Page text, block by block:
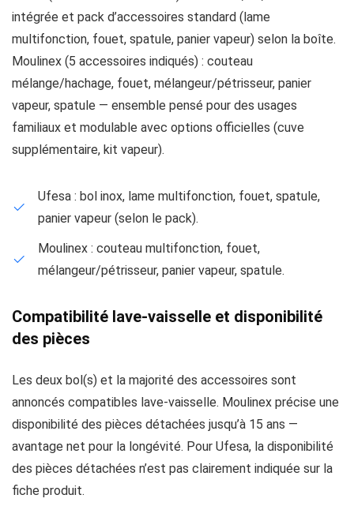
intégrée et pack d’accessoires standard (lame
multifonction, fouet, spatule, panier vapeur) selon la boîte.
Moulinex (5 accessoires indiqués) : couteau
mélange/hachage, fouet, mélangeur/pétrisseur, panier
vapeur, spatule — ensemble pensé pour des usages
familiaux et modulable avec options officielles (cuve
supplémentaire, kit vapeur).
Ufesa : bol inox, lame multifonction, fouet, spatule,
panier vapeur (selon le pack).
Moulinex : couteau multifonction, fouet,
mélangeur/pétrisseur, panier vapeur, spatule.
Compatibilité lave‑vaisselle et disponibilité
des pièces
Les deux bol(s) et la majorité des accessoires sont
annoncés compatibles lave‑vaisselle. Moulinex précise une
disponibilité des pièces détachées jusqu’à 15 ans —
avantage net pour la longévité. Pour Ufesa, la disponibilité
des pièces détachées n’est pas clairement indiquée sur la
fiche produit.